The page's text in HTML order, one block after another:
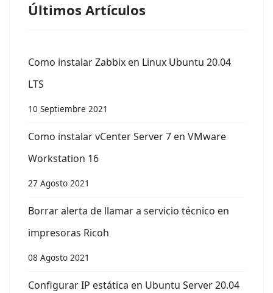
Últimos Artículos
Como instalar Zabbix en Linux Ubuntu 20.04
LTS
10 Septiembre 2021
Como instalar vCenter Server 7 en VMware
Workstation 16
27 Agosto 2021
Borrar alerta de llamar a servicio técnico en
impresoras Ricoh
08 Agosto 2021
Configurar IP estática en Ubuntu Server 20.04